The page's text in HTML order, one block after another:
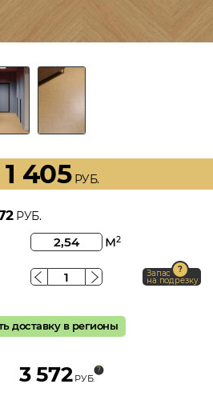
1 405РУБ.
РУБ.
м2
Запас
на подрезку
доставку в регионы
3 572 РУБ.